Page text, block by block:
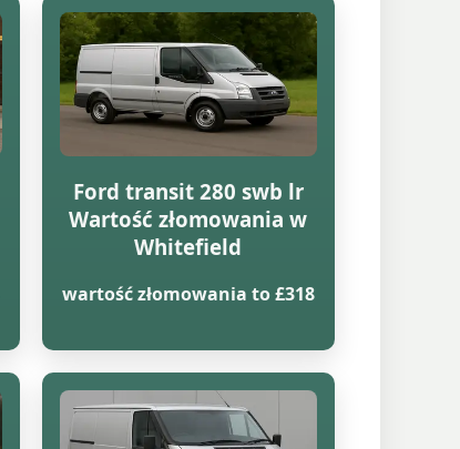
Ford transit 280 swb lr
Wartość złomowania w
Whitefield
wartość złomowania to £318